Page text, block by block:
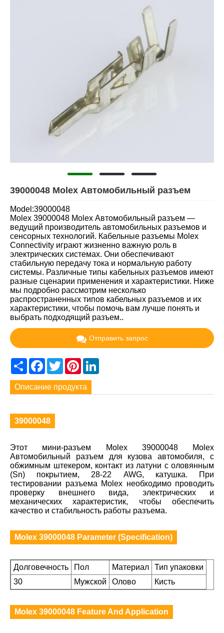
39000048 Molex Автомобильный разъем
Model:39000048
Molex 39000048 Molex Автомобильный разъем —
ведущий производитель автомобильных разъемов и
сенсорных технологий. Кабельные разъемы Molex
Connectivity играют жизненно важную роль в
электрических системах. Они обеспечивают
стабильную передачу тока и нормальную работу
системы. Различные типы кабельных разъемов имеют
разные сценарии применения и характеристики. Ниже
мы подробно рассмотрим несколько
распространенных типов кабельных разъемов и их
характеристики, чтобы помочь вам лучше понять и
выбрать подходящий разъем..
Отправить запрос
ShareFacebook
TwitterPinterest
Описание продукта
39000048
Этот мини-разъем Molex 39000048 Molex
Автомобильный разъем для кузова автомобиля, с
обжимным штекером, контакт из латуни с оловянным
(Sn) покрытием, 28-22 AWG, катушка. При
тестировании разъема Molex необходимо проводить
проверку внешнего вида, электрических и
механических характеристик, чтобы обеспечить
качество и стабильность работы разъема.
Molex 39000048 Parameter (Specification)
Долговечность Пол Материал
Тип упаковки
30
Мужской Олово Кисть
Molex 39000048 Feature And Application